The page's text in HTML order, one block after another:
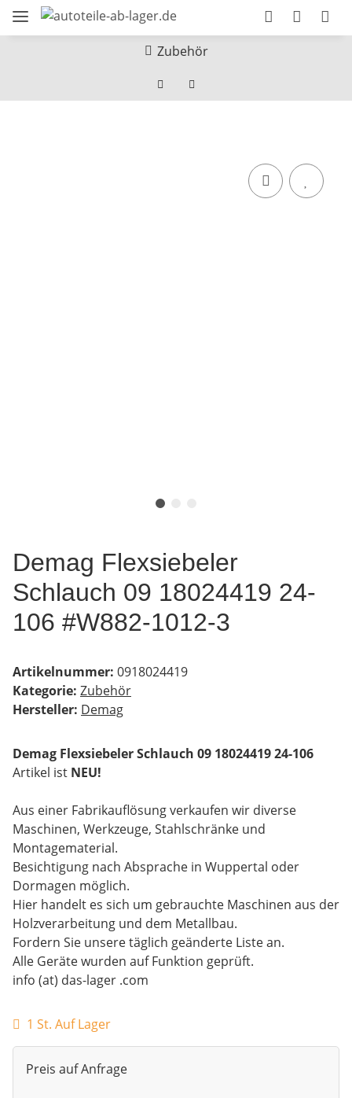
Zubehör
Demag Flexsiebeler
Schlauch 09 18024419 24-
106 #W882-1012-3
Artikelnummer: 0918024419
Kategorie: Zubehör
Hersteller: Demag
Demag Flexsiebeler Schlauch 09 18024419 24-106
Artikel ist NEU!
Aus einer Fabrikauflösung verkaufen wir diverse
Maschinen, Werkzeuge, Stahlschränke und
Montagematerial.
Besichtigung nach Absprache in Wuppertal oder
Dormagen möglich.
Hier handelt es sich um gebrauchte Maschinen aus der
Holzverarbeitung und dem Metallbau.
Fordern Sie unsere täglich geänderte Liste an.
Alle Geräte wurden auf Funktion geprüft.
info (at) das-lager .com
1 St. Auf Lager
Preis auf Anfrage